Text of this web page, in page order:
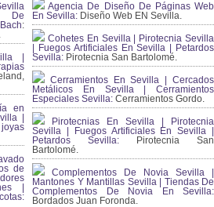
De
:
|
en
|
de
|
Agencia De Diseño De Páginas Web
En Sevilla: Diseño Web EN Sevilla.
Cohetes En Sevilla | Pirotecnia Sevilla
| Fuegos Artificiales En Sevilla | Petardos
Sevilla: Pirotecnia San Bartolomé.
Cerramientos En Sevilla | Cercados
Metálicos En Sevilla | Cerramientos
Especiales Sevilla: Cerramientos Gordo.
Pirotecnias En Sevilla | Pirotecnia
Sevilla | Fuegos Artificiales En Sevilla |
Petardos Sevilla: Pirotecnia San
Bartolomé.
Complementos De Novia Sevilla |
Mantones Y Mantillas Sevilla | Tiendas De
Complementos De Novia En Sevilla:
Bordados Juan Foronda.